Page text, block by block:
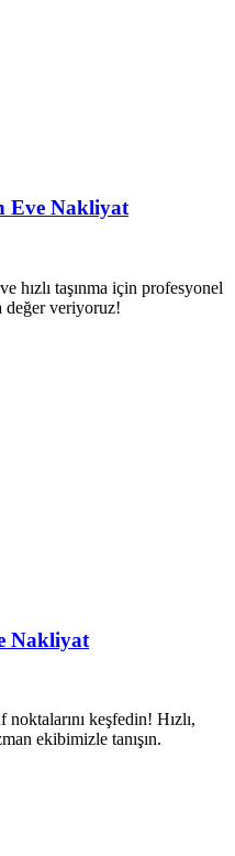
Eve Nakliyat
hızlı taşınma için profesyonel
değer veriyoruz!
Nakliyat
noktalarını keşfedin! Hızlı,
ekibimizle tanışın.